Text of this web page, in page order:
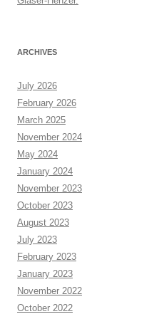
ARCHIVES
July 2026
February 2026
March 2025
November 2024
May 2024
January 2024
November 2023
October 2023
August 2023
July 2023
February 2023
January 2023
November 2022
October 2022